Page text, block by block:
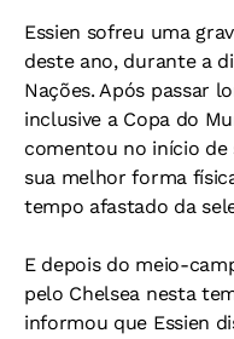
Essien sofreu uma
deste ano, durante a
Nações. Após passar
inclusive a Copa do
comentou no início
sua melhor forma
tempo afastado da
E depois do meio-
pelo Chelsea nesta
informou que Essien